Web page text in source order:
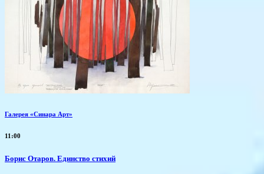
Галерея «Синара Арт»
11:00
Борис Отаров. Единство стихий